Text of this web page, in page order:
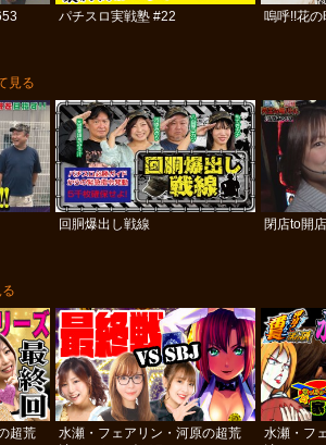
パチスロ実戦塾 #22 嗚呼!!花
見る
回胴爆出し戦線 閉店to開
超荒
水瀬・フェアリン・河原の超荒
水瀬・フ